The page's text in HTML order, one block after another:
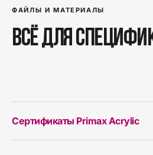
ФАЙЛЫ И МАТЕРИАЛЫ
Всё для
Сертификаты Primax Acrylic